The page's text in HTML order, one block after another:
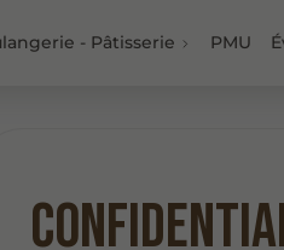
- Pâtisserie PMU